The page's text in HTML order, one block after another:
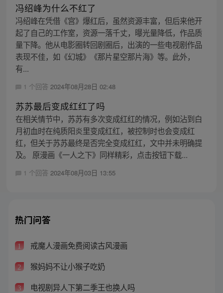
冯绍峰为什么不红了
冯绍峰在凭借《宫》爆红后，虽然资源丰富，但后来他开
起了自己的工作室，资源一落千丈，曝光量降低，作品质
量下降。他从电影圈转回剧圈后，出演的一些电视剧作品
表现不佳，如《幻城》《那片星空那片海》等。此外，
有...
1 个回答 2024年08月28日 02:48
苏苏最后变成红红了吗
在相关情节中，苏苏有多次变成红红的情况，例如沾到白
月初血时在纯质阳炎里变成红红，被控制时也会变成红
红，但关于苏苏最终是否完全变成红红，文中并未明确提
及。 原漫画《一人之下》同样精彩，点击按钮下载...
1 个回答 2024年08月03日 13:55
热门问答
1 戒魔人漫画免费阅读古风漫画
2 猴妈妈不让小猴子吃奶
3 电视剧异人下第二季王也换人吗